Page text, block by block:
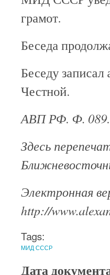
грамот.
Беседа
Беседу
Честной.
АВП РФ. Ф.
Здесь
Электронная
http://
Tags:
МИД СССР
Дата